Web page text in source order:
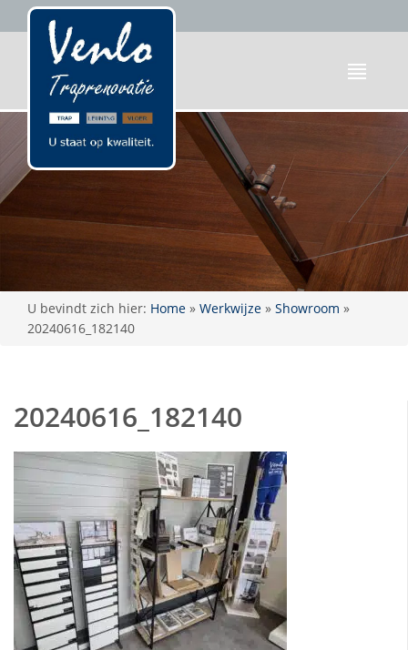
U bevindt zich hier: Home » Werkwijze » Showroom »
20240616_182140
20240616_182140